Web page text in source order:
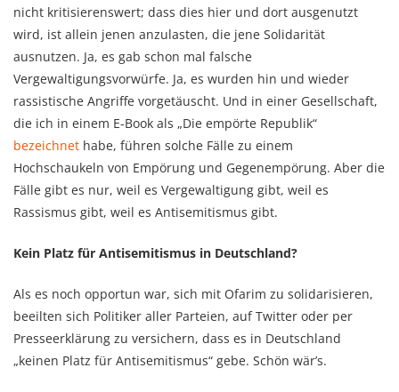
nicht kritisierenswert; dass dies hier und dort ausgenutzt
wird, ist allein jenen anzulasten, die jene Solidarität
ausnutzen. Ja, es gab schon mal falsche
Vergewaltigungsvorwürfe. Ja, es wurden hin und wieder
rassistische Angriffe vorgetäuscht. Und in einer Gesellschaft,
die ich in einem E-Book als „Die empörte Republik“
bezeichnet habe, führen solche Fälle zu einem
Hochschaukeln von Empörung und Gegenempörung. Aber die
Fälle gibt es nur, weil es Vergewaltigung gibt, weil es
Rassismus gibt, weil es Antisemitismus gibt.
Kein Platz für Antisemitismus in Deutschland?
Als es noch opportun war, sich mit Ofarim zu solidarisieren,
beeilten sich Politiker aller Parteien, auf Twitter oder per
Presseerklärung zu versichern, dass es in Deutschland
„keinen Platz für Antisemitismus“ gebe. Schön wär’s.